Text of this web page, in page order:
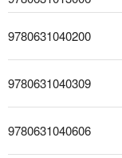
9780631040200
9780631040309
9780631040606